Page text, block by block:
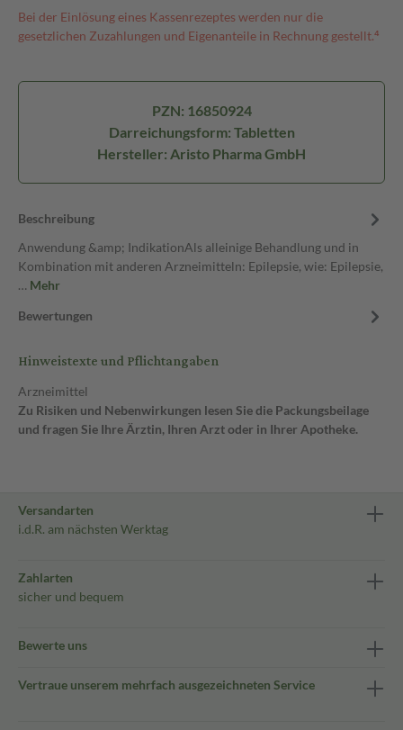
Bei der Einlösung eines Kassenrezeptes werden nur die
gesetzlichen Zuzahlungen und Eigenanteile in Rechnung gestellt.⁴
PZN: 16850924
Darreichungsform: Tabletten
Hersteller: Aristo Pharma GmbH
Beschreibung
Anwendung &amp; IndikationAls alleinige Behandlung und in
Kombination mit anderen Arzneimitteln: Epilepsie, wie: Epilepsie,
… Mehr
Bewertungen
Hinweistexte und Pflichtangaben
Arzneimittel
Zu Risiken und Nebenwirkungen lesen Sie die Packungsbeilage
und fragen Sie Ihre Ärztin, Ihren Arzt oder in Ihrer Apotheke.
Versandarten
i.d.R. am nächsten Werktag
Zahlarten
sicher und bequem
Bewerte uns
Vertraue unserem mehrfach ausgezeichneten Service